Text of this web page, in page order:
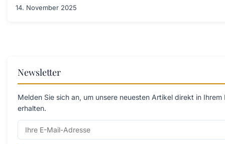
14. November 2025
Newsletter
Melden Sie sich an, um unsere neuesten Artikel direkt in Ihrem
erhalten.